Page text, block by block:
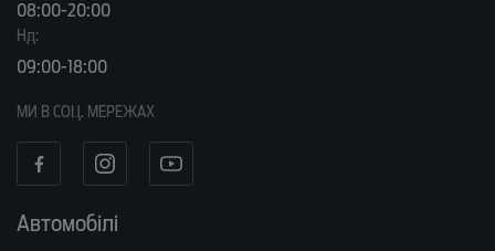
08:00-20:00
Нд:
09:00-18:00
МИ В СОЦ. МЕРЕЖАХ
Автомобілі